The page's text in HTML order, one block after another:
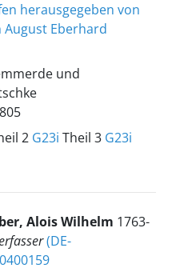
herausgegeben von
August Eberhard
und
2 G23i Theil 3 G23i
Alois Wilhelm 1763-
(DE-